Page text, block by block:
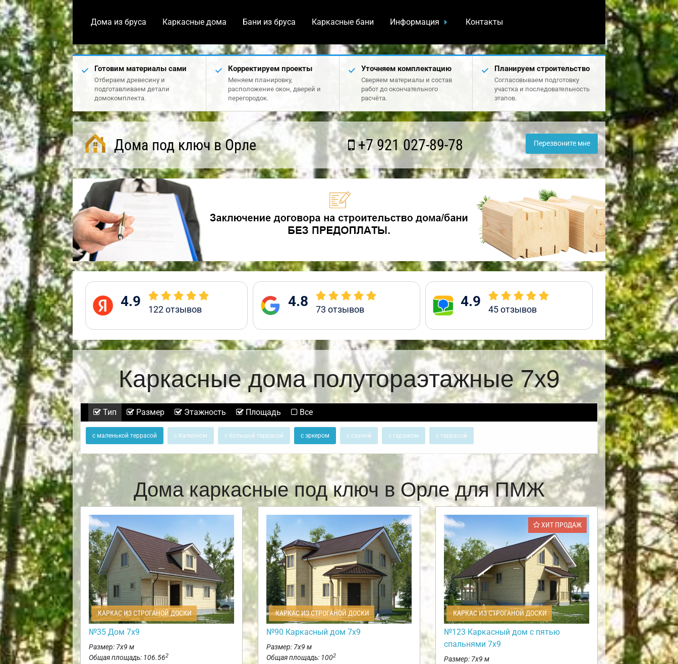
Дома из бруса Каркасные дома Бани из бруса Каркасные бани Информация Контакты
Готовим материалы сами
Отбираем древесину и
подготавливаем детали
домокомплекта.
Корректируем проекты
Меняем планировку,
расположение окон, дверей и
перегородок.
Уточняем комплектацию
Сверяем материалы и состав
работ до окончательного
расчёта.
Планируем строительство
Согласовываем подготовку
участка и последовательность
этапов.
Дома под ключ в Орле +7 921 027-89-78 Перезвоните мне
4.9 122отзывов 4.8 73 отзывов 4.9 45отзывов
Каркасные дома полутораэтажные 7х9
Тип Размер Этажность Площадь Все
с маленькой террасой с балконом с большой террасой с эркером с сауной с гаражом с террасой
Дома каркасные под ключ в Орле для ПМЖ
КАРКАС ИЗ СТРОГАНОЙ ДОСКИ
№35 Дом 7х9
Размер: 7х9 м
Общая площадь: 106.562
КАРКАС ИЗ СТРОГАНОЙ ДОСКИ
№90 Каркасный дом 7х9
Размер: 7х9 м
Общая площадь: 1002
ХИТ ПРОДАЖ
КАРКАС ИЗ СТРОГАНОЙ ДОСКИ
№123 Каркасный дом с пятью
спальнями 7х9
Размер: 7х9 м